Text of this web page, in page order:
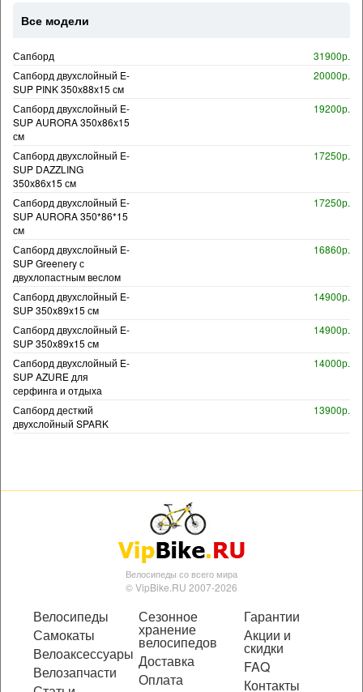
Все модели
Сапборд
31900р.
Сапборд двухслойный E-
SUP PINK 350х88х15 см
20000р.
Сапборд двухслойный E-
SUP AURORA 350x86x15
см
19200р.
Сапборд двухслойный E-
SUP DAZZLING
350х86х15 см
17250р.
Сапборд двухслойный E-
SUP AURORA 350*86*15
см
17250р.
Сапборд двухслойный E-
SUP Greenery с
двухлопастным веслом
16860р.
Сапборд двухслойный E-
SUP 350x89x15 см
14900р.
Сапборд двухслойный E-
SUP 350x89x15 см
14900р.
Сапборд двухслойный E-
SUP AZURE для
серфинга и отдыха
14000р.
Сапборд десткий
двухслойный SPARK
13900р.
Велосипеды со всего мира
© VipBike.RU 2007-2026
Велосипеды
Самокаты
Велоаксессуары
Велозапчасти
Сезонное
хранение
велосипедов
Доставка
Оплата
Гарантии
Акции и
скидки
FAQ
Контакты